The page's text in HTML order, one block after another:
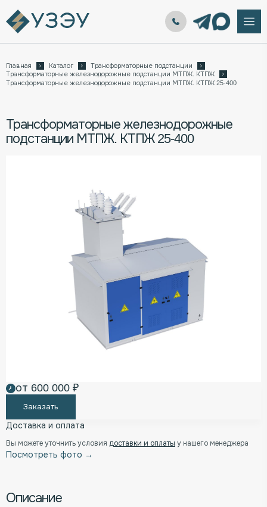
Главная Каталог
Трансформаторные подстанции
Трансформаторные железнодорожные подстанции МТПЖ. КТПЖ
Трансформаторные железнодорожные подстанции МТПЖ. КТПЖ 25-400
Трансформаторные железнодорожные
подстанции МТПЖ. КТПЖ 25-400
от 600 000 ₽
Заказать
Доставка и оплата
Вы можете уточнить условия доставки и оплаты у нашего менеджера
Посмотреть фото →
Описание